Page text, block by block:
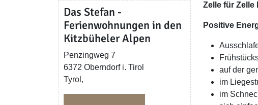
Das Stefan -
Ferienwohnungen in den
Kitzbüheler Alpen
Penzingweg 7
6372 Oberndorf i. Tirol
Tyrol,
Zelle für Zelle
Positive
auf der
im
im